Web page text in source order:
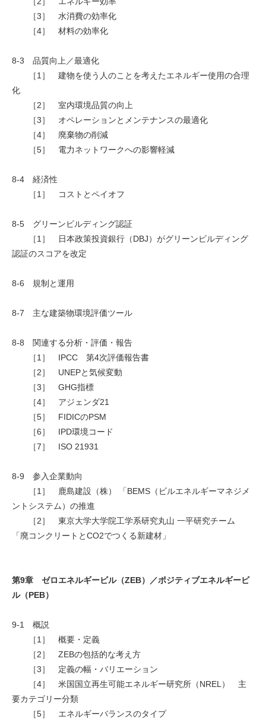
［3］ 水消費の効率化
［4］ 材料の効率化
8-3 品質向上／最適化
［1］ 建物を使う人のことを考えたエネルギー使用の合理
化
［2］ 室内環境品質の向上
［3］ オペレーションとメンテナンスの最適化
［4］ 廃棄物の削減
［5］ 電力ネットワークへの影響軽減
8-4 経済性
［1］ コストとペイオフ
8-5 グリーンビルディング認証
［1］ 日本政策投資銀行（DBJ）がグリーンビルディング
認証のスコアを改定
8-6 規制と運用
8-7 主な建築物環境評価ツール
8-8 関連する分析・評価・報告
［1］ IPCC 第4次評価報告書
［2］ UNEPと気候変動
［3］ GHG指標
［4］ アジェンダ21
［5］ FIDICのPSM
［6］ IPD環境コード
［7］ ISO 21931
8-9 参入企業動向
［1］ 鹿島建設（株） 「BEMS（ビルエネルギーマネジメ
ントシステム）の推進
［2］ 東京大学大学院工学系研究丸山 一平研究チーム
「廃コンクリートとCO2でつくる新建材」
第9章 ゼロエネルギービル（ZEB）／ポジティブエネルギービ
ル（PEB）
9-1 概説
［1］ 概要・定義
［2］ ZEBの包括的な考え方
［3］ 定義の幅・バリエーション
［4］ 米国国立再生可能エネルギー研究所（NREL） 主
要カテゴリー分類
［5］ エネルギーバランスのタイプ